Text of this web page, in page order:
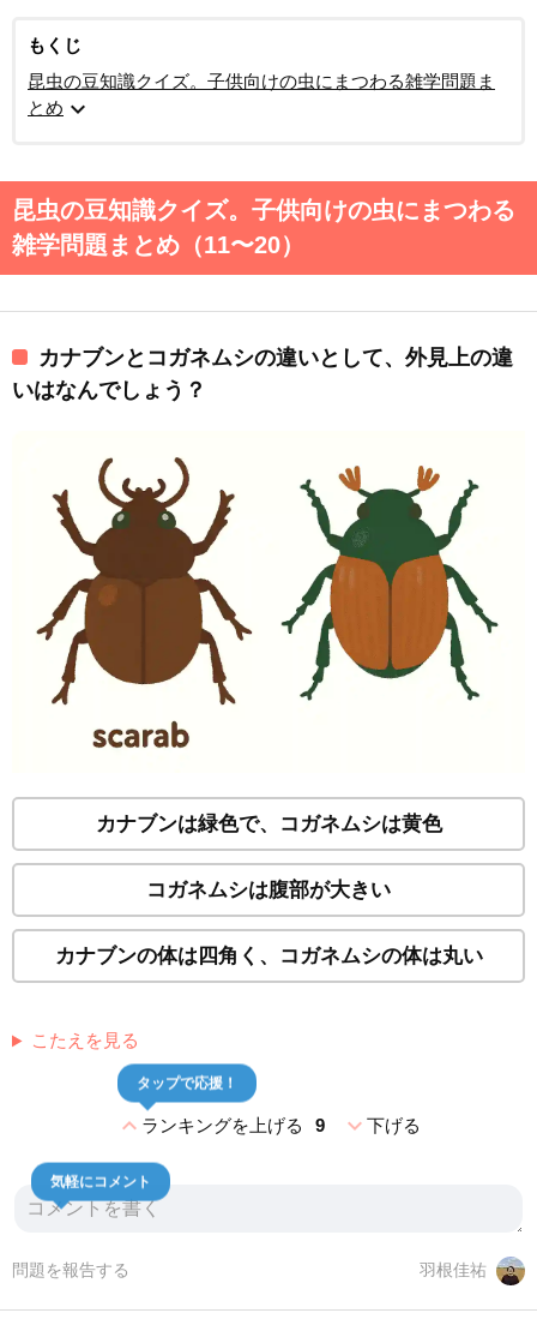
もくじ
昆虫の豆知識クイズ。子供向けの虫にまつわる雑学問題ま
とめ expand_more
昆虫の豆知識クイズ。子供向けの虫にまつわる
雑学問題まとめ（11〜20）
カナブンとコガネムシの違いとして、外見上の違
いはなんでしょう？
カナブンは緑色で、コガネムシは黄色
コガネムシは腹部が大きい
カナブンの体は四角く、コガネムシの体は丸い
こたえを見る
expand_lessランキングを上げる 9
タップで応援！
expand_more下げる
気軽にコメント
羽根佳祐
問題を報告する